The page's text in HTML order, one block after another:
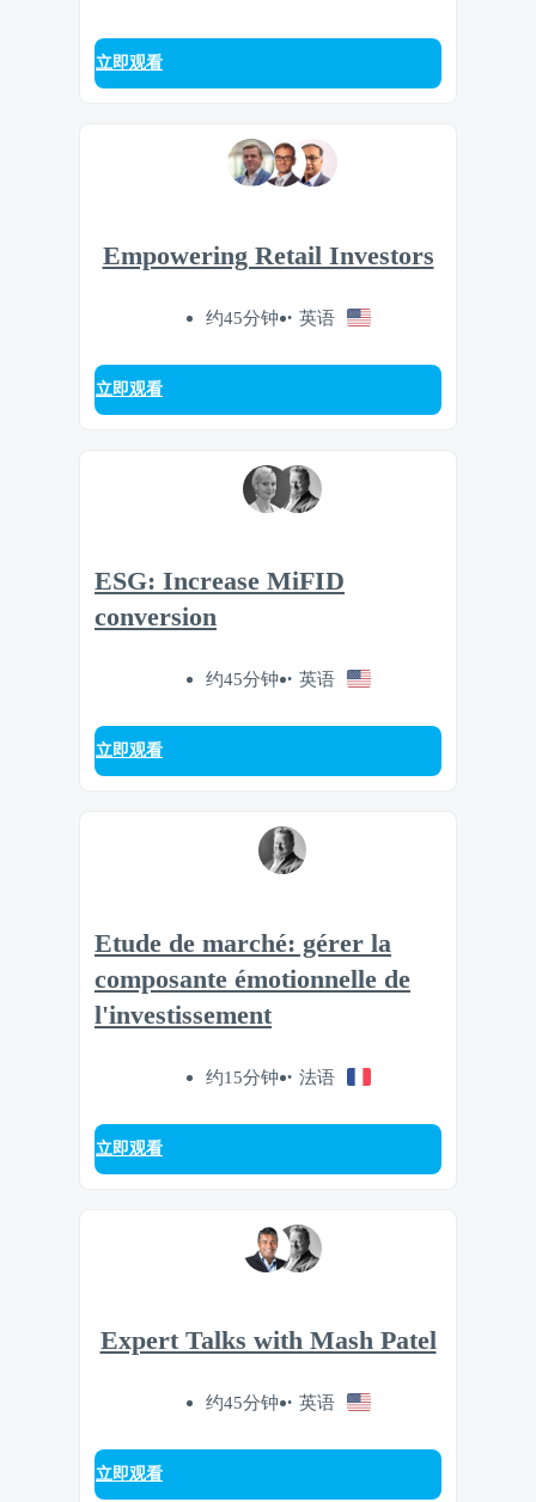
立即观看
Empowering Retail Investors
约45分钟 英语
立即观看
ESG: Increase MiFID
conversion
约45分钟 英语
立即观看
Etude de marché: gérer la
composante émotionnelle de
l'investissement
约15分钟 法语
立即观看
Expert Talks with Mash Patel
约45分钟 英语
立即观看